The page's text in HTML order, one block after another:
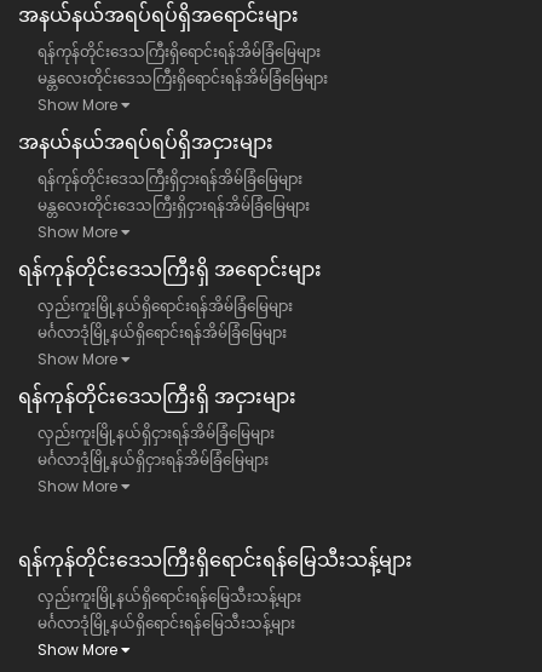
အနယ်နယ်အရပ်ရပ်ရှိအရောင်းများ
ရန်ကုန်တိုင်းဒေသကြီးရှိရောင်းရန်အိမ်ခြံမြေများ
မန္တလေးတိုင်းဒေသကြီးရှိရောင်းရန်အိမ်ခြံမြေများ
Show More
အနယ်နယ်အရပ်ရပ်ရှိအငှားများ
ရန်ကုန်တိုင်းဒေသကြီးရှိငှားရန်အိမ်ခြံမြေများ
မန္တလေးတိုင်းဒေသကြီးရှိငှားရန်အိမ်ခြံမြေများ
Show More
ရန်​ကုန်တိုင်းဒေသကြီး​ရှိ အရောင်းများ
လှည်းကူးမြို့နယ်ရှိရောင်းရန်အိမ်ခြံမြေများ
မင်္ဂလာဒုံမြို့နယ်ရှိရောင်းရန်အိမ်ခြံမြေများ
Show More
ရန်​ကုန်တိုင်းဒေသကြီး​ရှိ အငှားများ
လှည်းကူးမြို့နယ်ရှိငှားရန်အိမ်ခြံမြေများ
မင်္ဂလာဒုံမြို့နယ်ရှိငှားရန်အိမ်ခြံမြေများ
Show More
ရန်ကုန်တိုင်းဒေသကြီး​ရှိရောင်းရန်မြေသီးသန့်များ
လှည်းကူးမြို့နယ်ရှိရောင်းရန်မြေသီးသန့်များ
မင်္ဂလာဒုံမြို့နယ်ရှိရောင်းရန်မြေသီးသန့်များ
Show More